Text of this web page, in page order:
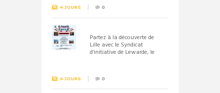
4 JOURS 0
Partez à la découverte de
Lille avec le Syndicat
d’initiative de Lewarde, le
4 JOURS 0